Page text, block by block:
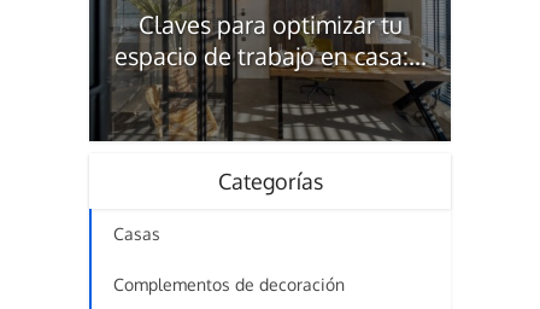
Claves para optimizar tu
espacio de trabajo en casa:...
Categorías
Casas
Complementos de decoración